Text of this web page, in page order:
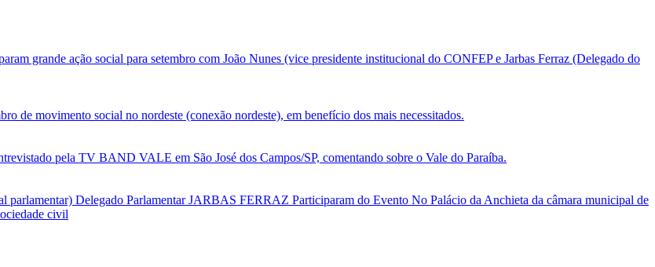
grande ação social para setembro com João Nunes (vice presidente institucional do CONFEP e Jarbas Ferraz (Delegado do
de movimento social no nordeste (conexão nordeste), em benefício dos mais necessitados.
pela TV BAND VALE em São José dos Campos/SP, comentando sobre o Vale do Paraíba.
parlamentar) Delegado Parlamentar JARBAS FERRAZ Participaram do Evento No Palácio da Anchieta da câmara municipal de
civil